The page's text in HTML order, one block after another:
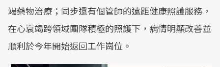
竭藥物治療；同步還有個管師的遠距健康照護服務，
在心衰竭跨領域團隊積極的照護下，病情明顯改善並
順利於今年開始返回工作崗位。